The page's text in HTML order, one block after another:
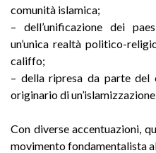
comunità islamica;
– dell’unificazione dei
un’unica realtà politico-
califfo;
– della ripresa da parte
originario di
Con diverse accentuazioni,
movimento fondamentalista